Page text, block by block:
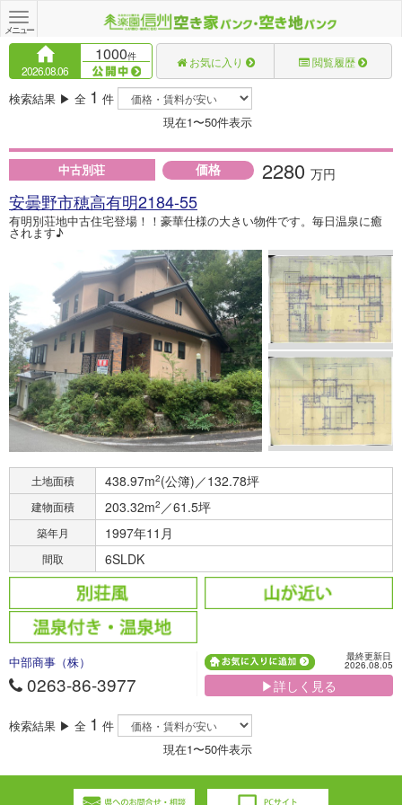
Toggle
navigation
メニュー
2026.08.06
1000件 お気に入り 閲覧履歴
検索結果 ▶ 全 1 件
現在1〜50件表示
中古別荘 価格 2280 万円
安曇野市穂高有明2184-55
有明別荘地中古住宅登場！！豪華仕様の大きい物件です。毎日温泉に癒
されます♪
土地面積 438.97m2(公簿)／132.78坪
建物面積 203.32m2 ／61.5坪
築年月 1997年11月
間取 6SLDK
中部商事（株）
0263-86-3977
最終更新日
2026.08.05
▶詳しく見る
検索結果 ▶ 全 1 件
現在1〜50件表示